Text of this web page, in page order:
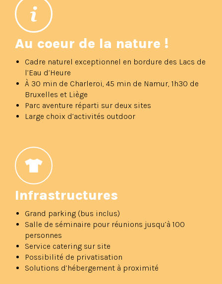
Au coeur de la nature !
Cadre naturel exceptionnel en bordure des Lacs de
l’Eau d’Heure
À 30 min de Charleroi, 45 min de Namur, 1h30 de
Bruxelles et Liège
Parc aventure réparti sur deux sites
Large choix d’activités outdoor
Infrastructures
Grand parking (bus inclus)
Salle de séminaire pour réunions jusqu’à 100
personnes
Service catering sur site
Possibilité de privatisation
Solutions d’hébergement à proximité